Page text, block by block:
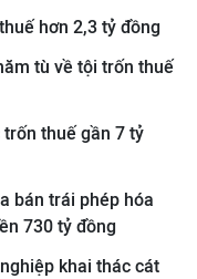
hơn 2,3 tỷ đồng
tù về tội trốn thuế
thuế gần 7 tỷ
bán trái phép hóa
730 tỷ đồng
khai thác cát